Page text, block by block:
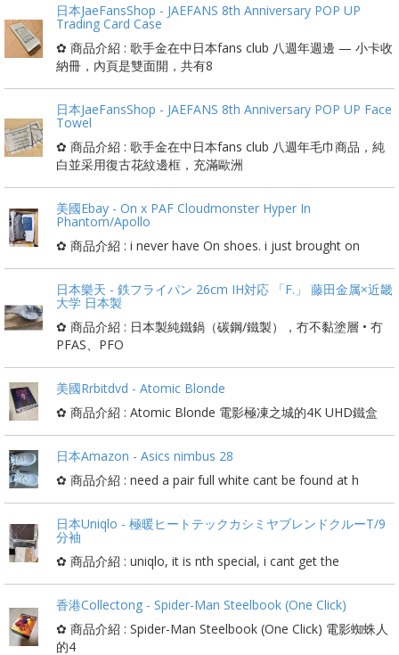
日本JaeFansShop - JAEFANS 8th Anniversary POP UP
Trading Card Case
✿ 商品介紹 : 歌手金在中日本fans club 八週年週邊 — 小卡收
納冊，內頁是雙面開，共有8
日本JaeFansShop - JAEFANS 8th Anniversary POP UP Face
Towel
✿ 商品介紹 : 歌手金在中日本fans club 八週年毛巾商品，純
白並采用復古花紋邊框，充滿歐洲
美國Ebay - On x PAF Cloudmonster Hyper In
Phantom/Apollo
✿ 商品介紹 : i never have On shoes. i just brought on
日本樂天 - 鉄フライパン 26cm IH対応 「F.」 藤田金属×近畿
大学 日本製
✿ 商品介紹 : 日本製純鐵鍋（碳鋼/鐵製），冇不黏塗層 • 冇
PFAS、PFO
美國Rrbitdvd - Atomic Blonde
✿ 商品介紹 : Atomic Blonde 電影極凍之城的4K UHD鐵盒
日本Amazon - Asics nimbus 28
✿ 商品介紹 : need a pair full white cant be found at h
日本Uniqlo - 極暖ヒートテックカシミヤブレンドクルーT/9
分袖
✿ 商品介紹 : uniqlo, it is nth special, i cant get the
香港Collectong - Spider-Man Steelbook (One Click)
✿ 商品介紹 : Spider-Man Steelbook (One Click) 電影蜘蛛人
的4